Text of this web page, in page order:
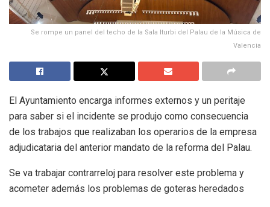
Se rompe un panel del techo de la Sala Iturbi del Palau de la Música de
Valencia
El Ayuntamiento encarga informes externos y un peritaje
para saber si el incidente se produjo como consecuencia
de los trabajos que realizaban los operarios de la empresa
adjudicataria del anterior mandato de la reforma del Palau.
Se va trabajar contrarreloj para resolver este problema y
acometer además los problemas de goteras heredados